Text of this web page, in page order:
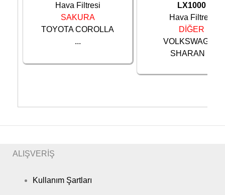
Hava Filtresi
SAKURA
TOYOTA COROLLA
...
LX1000
Hava Filtresi
DİĞER
VOLKSWAGEN
SHARAN ...
ALIŞVERİŞ
Kullanım Şartları